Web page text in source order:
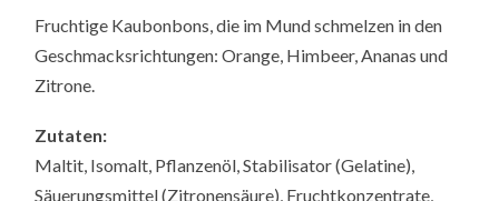
Fruchtige Kaubonbons, die im Mund schmelzen in den
Geschmacksrichtungen: Orange, Himbeer, Ananas und
Zitrone.
Zutaten:
Maltit, Isomalt, Pflanzenöl, Stabilisator (Gelatine),
Säuerungsmittel (Zitronensäure), Fruchtkonzentrate,